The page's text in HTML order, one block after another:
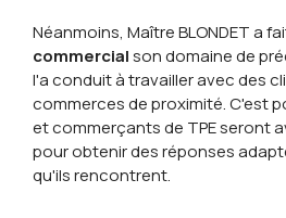
Néanmoins, Maître BLONDET a
commercialson domaine de
l'a conduit à travailler avec des
commerces de proximité. C'est
et commerçants de TPE seront
pour obtenir des réponses
qu'ils rencontrent.